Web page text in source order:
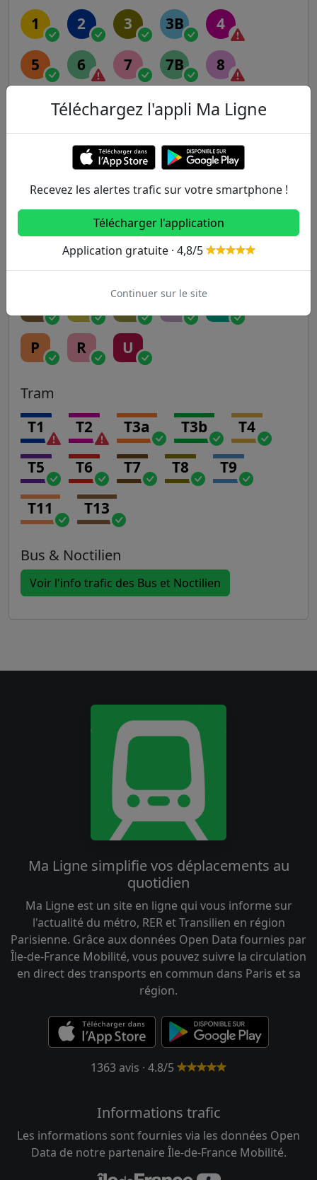
1 2 3 3B 4
5 6 7 7B 8
10 11 12 13
RER
C D E
Transilien
P R U
Tram
T1 T2 T3a T3b T4
T5 T6 T7 T8 T9
T11 T13
Bus & Noctilien
Voir l'info trafic des Bus et Noctilien
Ma Ligne simplifie vos déplacements au
quotidien
Ma Ligne est un site en ligne qui vous informe sur
l'actualité du métro, RER et Transilien en région
Parisienne. Grâce aux données Open Data fournies par
Île-de-France Mobilité, vous pouvez suivre la circulation
en direct des transports en commun dans Paris et sa
région.
1363 avis · 4.8/5
Informations trafic
Les informations sont fournies via les données Open
Data de notre partenaire Île-de-France Mobilité.
Téléchargez l'appli Ma Ligne
Recevez les alertes trafic sur votre smartphone !
Télécharger l'application
Application gratuite · 4,8/5
Continuer sur le site